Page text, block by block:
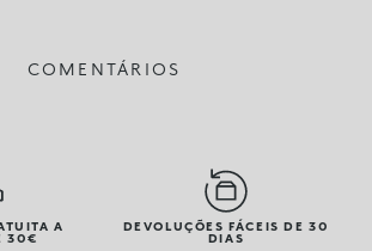
COMENTÁRIOS
A
30€
DEVOLUÇÕES FÁCEIS DE 30
DIAS